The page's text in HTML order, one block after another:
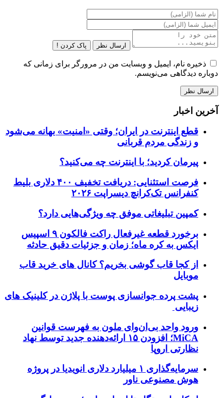
ارسال نظر پاک کردن !
ذخیره نام، ایمیل و وبسایت من در مرورگر برای زمانی که
دوباره دیدگاهی می‌نویسم.
آخرین اخبار
قطع اینترنت در ایران؛ وقتی «امنیت» بهانه می‌شود
و زندگی مردم قربانی
پیرمان کردید؛ با اینترنت چه می‌کنید؟
فرصت استثنایی: دریافت تخفیف ۴۰۰ دلاری بلیط
کنفرانس تک‌کرانچ دیسراپت ۲۰۲۶
کمپین تبلیغاتی موفق چه ویژگی‌هایی دارد؟
برخورد قطعه غیرفعال راکت فالکون ۹ اسپیس
ایکس به کره ماه؛ زمان و جزئیات دقیق حادثه
از کجا قاب گوشی بخریم؟ کانال های خرید قاب
موبایل
پشت پرده جوانسازی پوست با پلاژن در کلینیک های
زیبایی
ورود واحد بی‌ان‌وای ملون به فهرست قوانین
MiCA؛ افزودن ۱۵ ارائه‌دهنده جدید توسط نهاد
نظارتی اروپا
سرمایه‌گذاری ۱ میلیارد دلاری انویدیا در پروژه
هوش مصنوعی ناور